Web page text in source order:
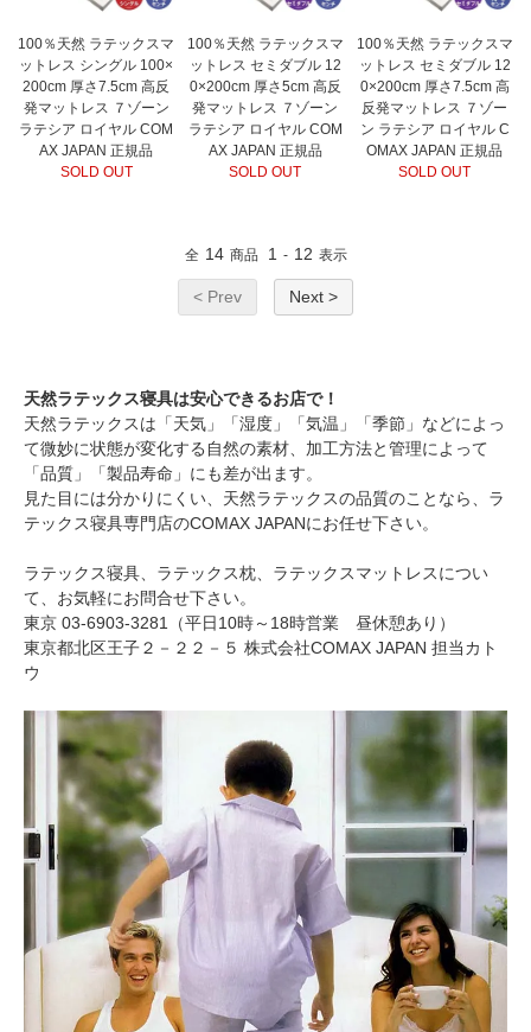
100％天然 ラテックスマ
ットレス シングル 100×
200cm 厚さ7.5cm 高反
発マットレス ７ゾーン
ラテシア ロイヤル COM
AX JAPAN 正規品
SOLD OUT
100％天然 ラテックスマ
ットレス セミダブル 12
0×200cm 厚さ5cm 高反
発マットレス ７ゾーン
ラテシア ロイヤル COM
AX JAPAN 正規品
SOLD OUT
100％天然 ラテックスマ
ットレス セミダブル 12
0×200cm 厚さ7.5cm 高
反発マットレス ７ゾー
ン ラテシア ロイヤル C
OMAX JAPAN 正規品
SOLD OUT
全 14 商品 1 - 12 表示
< Prev Next >
天然ラテックス寝具は安心できるお店で！
天然ラテックスは「天気」「湿度」「気温」「季節」などによっ
て微妙に状態が変化する自然の素材、加工方法と管理によって
「品質」「製品寿命」にも差が出ます。
見た目には分かりにくい、天然ラテックスの品質のことなら、ラ
テックス寝具専門店のCOMAX JAPANにお任せ下さい。
ラテックス寝具、ラテックス枕、ラテックスマットレスについ
て、お気軽にお問合せ下さい。
東京 03-6903-3281（平日10時～18時営業 昼休憩あり）
東京都北区王子２－２２－５ 株式会社COMAX JAPAN 担当カト
ウ